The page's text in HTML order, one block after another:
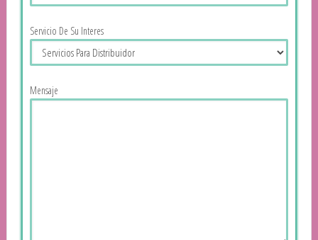
Servicio De Su Interes
Mensaje